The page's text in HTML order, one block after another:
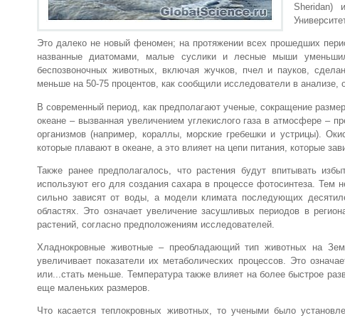
Sheridan)
Это далеко не новый феномен; на протяжении всех прошедших
названные диатомами, малые суслики и лесные мыши
беспозвоночных животных, включая жучков, пчел и пауков,
меньше на 50-75 процентов, как сообщили исследователи в
В современный период, как предполагают ученые, сокращение
океане – вызванная увеличением углекислого газа в атмосфере –
организмов (например, кораллы, морские гребешки и устрицы).
которые плавают в океане, а это влияет на цепи питания, которые
Также ранее предполагалось, что растения будут впитывать
используют его для создания сахара в процессе фотосинтеза.
сильно зависят от воды, а модели климата последующих
областях. Это означает увеличение засушливых периодов в
растений, согласно предположениям исследователей.
Хладнокровные животные – преобладающий тип животных на
увеличивает показатели их метаболических процессов. Это
или...стать меньше. Температура также влияет на более быстрое
еще маленьких размеров.
Что касается теплокровных животных, то учеными было